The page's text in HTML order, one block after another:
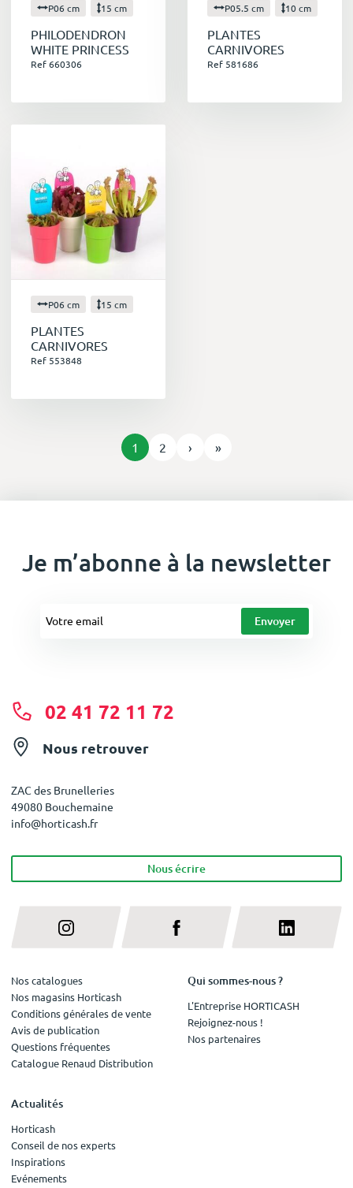
P06 cm 15 cm
PHILODENDRON
WHITE PRINCESS
Ref 660306
P05.5 cm 10 cm
PLANTES
CARNIVORES
Ref 581686
P06 cm 15 cm
PLANTES
CARNIVORES
Ref 553848
1 2 › »
Je m’abonne à la newsletter
02 41 72 11 72
Nous retrouver
ZAC des Brunelleries
49080 Bouchemaine
info@horticash.fr
Nous écrire
Nos catalogues
Nos magasins Horticash
Conditions générales de vente
Avis de publication
Questions fréquentes
Catalogue Renaud Distribution
Qui sommes-nous ?
L'Entreprise HORTICASH
Rejoignez-nous !
Nos partenaires
Actualités
Horticash
Conseil de nos experts
Inspirations
Evénements